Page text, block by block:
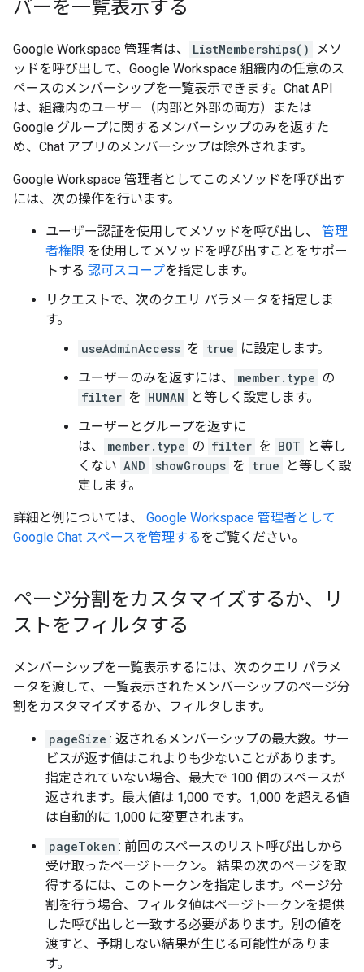
バーを一覧表示する
Google Workspace 管理者は、 ListMemberships()
メソ
ッドを呼び出して、Google Workspace 組織内の任意のス
ペースのメンバーシップを一覧表示できます。Chat API
は、組織内のユーザー（内部と外部の両方）または
Google グループに関するメンバーシップのみを返すた
め、Chat アプリのメンバーシップは除外されます。
Google Workspace 管理者としてこのメソッドを呼び出す
には、次の操作を行います。
ユーザー認証を使用してメソッドを呼び出し、 管理
者権限 を使用してメソッドを呼び出すことをサポー
トする 認可スコープを指定します。
リクエストで、次のクエリ パラメータを指定しま
す。
useAdminAccess を true に設定します。
ユーザーのみを返すには、
member.type の
filter を HUMAN
と等しく設定します。
ユーザーとグループを返すに
は、
member.type の filter を BOT
と等し
くない AND showGroups を true
と等しく設
定します。
詳細と例については、 Google Workspace 管理者として
Google Chat スペースを管理するをご覧ください。
ページ分割をカスタマイズするか、リ
ストをフィルタする
メンバーシップを一覧表示するには、次のクエリ パラメ
ータを渡して、一覧表示されたメンバーシップのページ分
割をカスタマイズするか、フィルタします。
pageSize : 返されるメンバーシップの最大数。サー
ビスが返す値はこれよりも少ないことがあります。
指定されていない場合、最大で 100 個のスペースが
返されます。最大値は 1,000 です。1,000 を超える値
は自動的に 1,000 に変更されます。
pageToken : 前回のスペースのリスト呼び出しから
受け取ったページトークン。 結果の次のページを取
得するには、このトークンを指定します。ページ分
割を行う場合、フィルタ値はページトークンを提供
した呼び出しと一致する必要があります。別の値を
渡すと、予期しない結果が生じる可能性がありま
す。